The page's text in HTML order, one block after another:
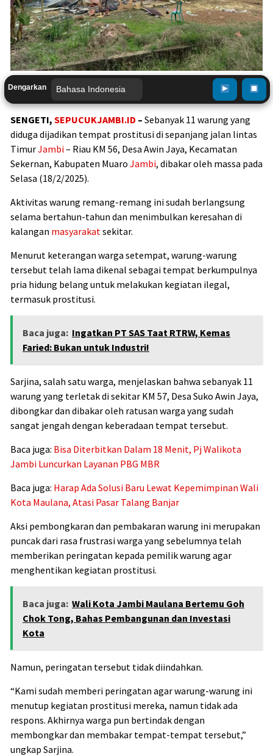
Dengarkan
SENGETI, SEPUCUKJAMBI.ID – Sebanyak 11 warung yang
diduga dijadikan tempat prostitusi di sepanjang jalan lintas
TimurJambi– Riau KM 56, Desa Awin Jaya, Kecamatan
Sekernan, Kabupaten Muaro Jambi, dibakar oleh massa pada
Selasa (18/2/2025).
Aktivitas warung remang-remang ini sudah berlangsung
selama bertahun-tahun dan menimbulkan keresahan di
kalangan masyarakat sekitar.
Menurut keterangan warga setempat, warung-warung
tersebut telah lama dikenal sebagai tempat berkumpulnya
pria hidung belang untuk melakukan kegiatan ilegal,
termasuk prostitusi.
Baca juga: Ingatkan PT SAS Taat RTRW, Kemas
Faried: Bukan untuk Industri!
Sarjina, salah satu warga, menjelaskan bahwa sebanyak 11
warung yang terletak di sekitar KM 57, Desa Suko Awin Jaya,
dibongkar dan dibakar oleh ratusan warga yang sudah
sangat jengah dengan keberadaan tempat tersebut.
Baca juga: Bisa Diterbitkan Dalam 18 Menit, Pj Walikota
Jambi Luncurkan Layanan PBG MBR
Baca juga: Harap Ada Solusi Baru Lewat Kepemimpinan Wali
Kota Maulana, Atasi Pasar Talang Banjar
Aksi pembongkaran dan pembakaran warung ini merupakan
puncak dari rasa frustrasi warga yang sebelumnya telah
memberikan peringatan kepada pemilik warung agar
menghentikan kegiatan prostitusi.
Baca juga: Wali Kota Jambi Maulana Bertemu Goh
Chok Tong, Bahas Pembangunan dan Investasi
Kota
Namun, peringatan tersebut tidak diindahkan.
“Kami sudah memberi peringatan agar warung-warung ini
menutup kegiatan prostitusi mereka, namun tidak ada
respons. Akhirnya warga pun bertindak dengan
membongkar dan membakar tempat-tempat tersebut,”
ungkap Sarjina.